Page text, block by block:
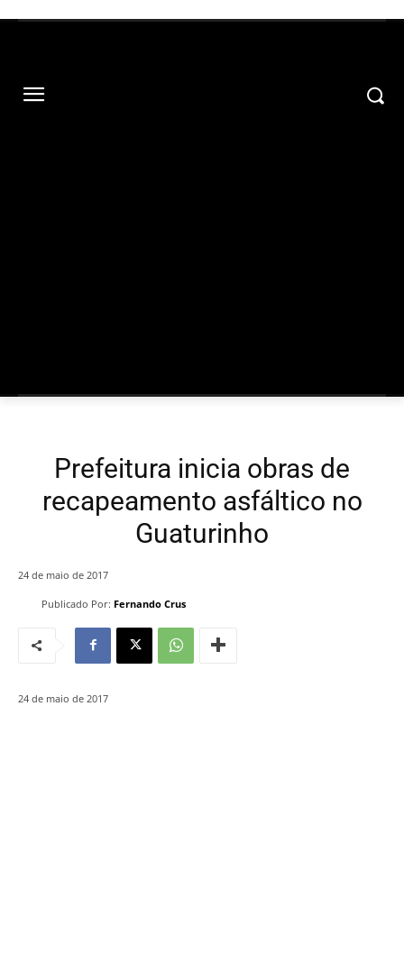
Prefeitura inicia obras de
recapeamento asfáltico no
Guaturinho
Publicado Por: Fernando Crus
24 de maio de 2017
24 de maio de 2017